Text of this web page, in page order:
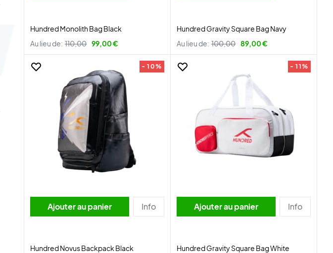
Hundred Monolith Bag Black
Au lieu de: 110,00 99,00 €
Hundred Gravity Square Bag Navy
Au lieu de: 100,00 89,00 €
- 10%
Ajouter au panier Info
Hundred Novus Backpack Black
- 11%
Ajouter au panier Info
Hundred Gravity Square Bag White